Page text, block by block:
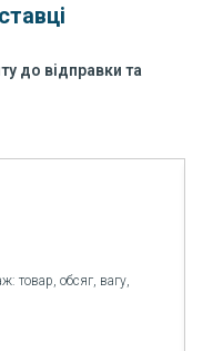
до відправки та
товар, обсяг, вагу,